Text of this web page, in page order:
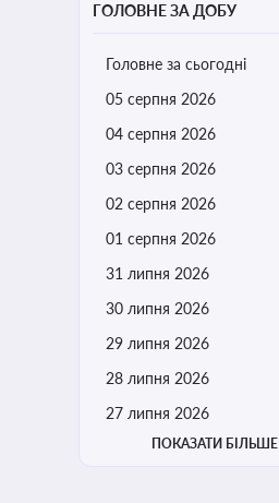
ГОЛОВНЕ ЗА ДОБУ
Головне за сьогодні
05 серпня 2026
04 серпня 2026
03 серпня 2026
02 серпня 2026
01 серпня 2026
31 липня 2026
30 липня 2026
29 липня 2026
28 липня 2026
27 липня 2026
ПОКАЗАТИ БІЛЬШЕ